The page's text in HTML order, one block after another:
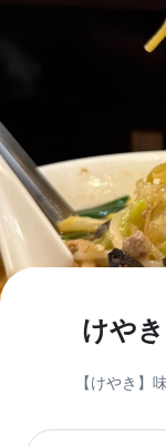
けや
【けやき】